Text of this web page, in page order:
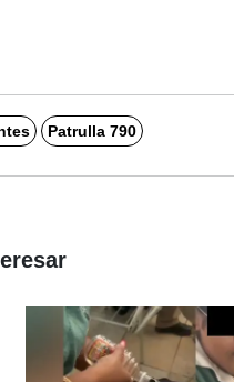
Patrulla 790